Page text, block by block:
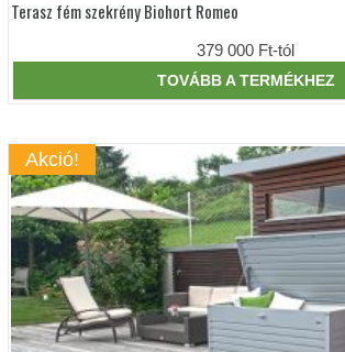
Terasz fém szekrény Biohort Romeo
379 000 Ft-tól
TOVÁBB A TERMÉKHEZ
Ennek
terméknek
több
variációja
van.
a
termékoldalon
választhatók
ki
Akció!